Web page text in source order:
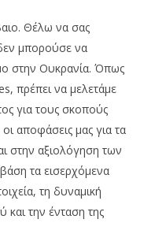
Θέλω να σας
μπορούσε να
στην Ουκρανία. Όπως
πρέπει να μελετάμε
για τους σκοπούς
αποφάσεις μας για τα
στην αξιολόγηση των
τα εισερχόμενα
τη δυναμική
την ένταση της